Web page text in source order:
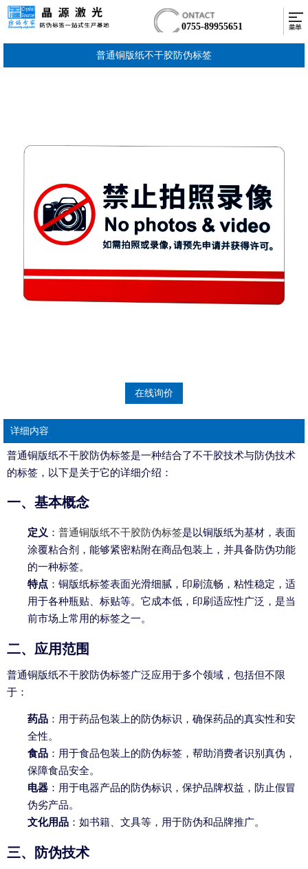
0755-89955651
普通铜版纸不干胶防伪标签
在线询价
详细内容
普通铜版纸不干胶防伪标签是一种结合了不干胶技术与防伪技术
的标签，以下是关于它的详细介绍：
一、基本概念
定义 ： 普通铜版纸不干胶防伪标签是以铜版纸为基材，表面
涂覆粘合剂，能够紧密粘附在商品包装上，并具备防伪功能
的一种标签。
特点 ：铜版纸标签表面光滑细腻，印刷流畅，粘性稳定，适
用于各种瓶贴、标贴等。它成本低，印刷适应性广泛，是当
前市场上常用的标签之一。
二、应用范围
普通铜版纸不干胶防伪标签广泛应用于多个领域，包括但不限
于：
药品 ：用于药品包装上的防伪标识，确保药品的真实性和安
全性。
食品 ：用于食品包装上的防伪标签，帮助消费者识别真伪，
保障食品安全。
电器 ：用于电器产品的防伪标识，保护品牌权益，防止假冒
伪劣产品。
文化用品 ：如书籍、文具等，用于防伪和品牌推广。
三、防伪技术